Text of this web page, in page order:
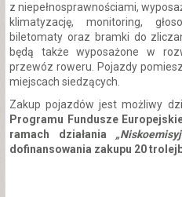
z niepełnosprawnościami,
klimatyzację, monitoring,
biletomaty oraz bramki do
będą także wyposażone w
przewóz roweru. Pojazdy
miejscach siedzących.
Zakup pojazdów jest możliwy
Programu Fundusze
ramach działania
dofinansowania zakupu 20